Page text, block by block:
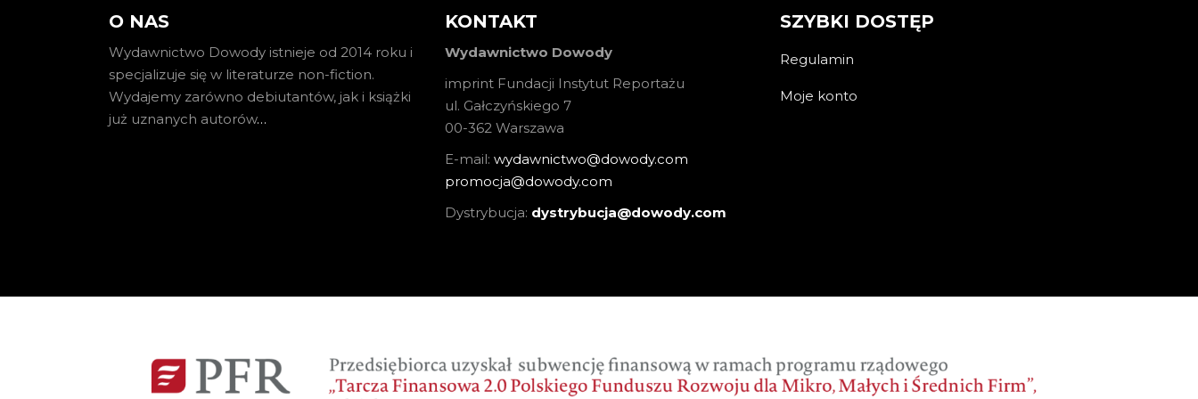
O NAS
Wydawnictwo Dowody istnieje od 2014 roku i
specjalizuje się w literaturze non-fiction.
Wydajemy zarówno debiutantów, jak i książki
już uznanych autorów…
KONTAKT
Wydawnictwo Dowody
imprint Fundacji Instytut Reportażu
ul. Gałczyńskiego 7
00-362 Warszawa
E-mail: wydawnictwo@dowody.com
promocja@dowody.com
Dystrybucja: dystrybucja@dowody.com
SZYBKI DOSTĘP
Regulamin
Moje konto